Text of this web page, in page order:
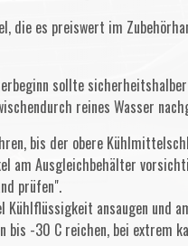
die es preiswert im
sollte
reines Wasser
bis der obere
am Ausgleichbehälter
prüfen".
Kühlflüssigkeit ansaugen und
bis -30 C reichen, bei extrem